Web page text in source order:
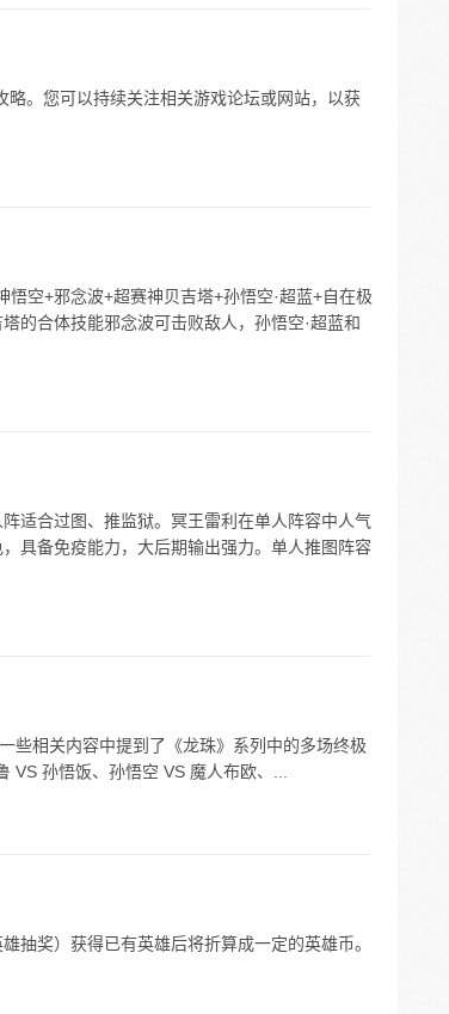
。您可以持续关注相关游戏论坛或网站，以获
空+邪念波+超赛神贝吉塔+孙悟空·超蓝+自在极
的合体技能邪念波可击败敌人，孙悟空·超蓝和
适合过图、推监狱。冥王雷利在单人阵容中人气
具备免疫能力，大后期输出强力。单人推图阵容
些相关内容中提到了《龙珠》系列中的多场终极
VS 孙悟饭、孙悟空 VS 魔人布欧、...
抽奖）获得已有英雄后将折算成一定的英雄币。